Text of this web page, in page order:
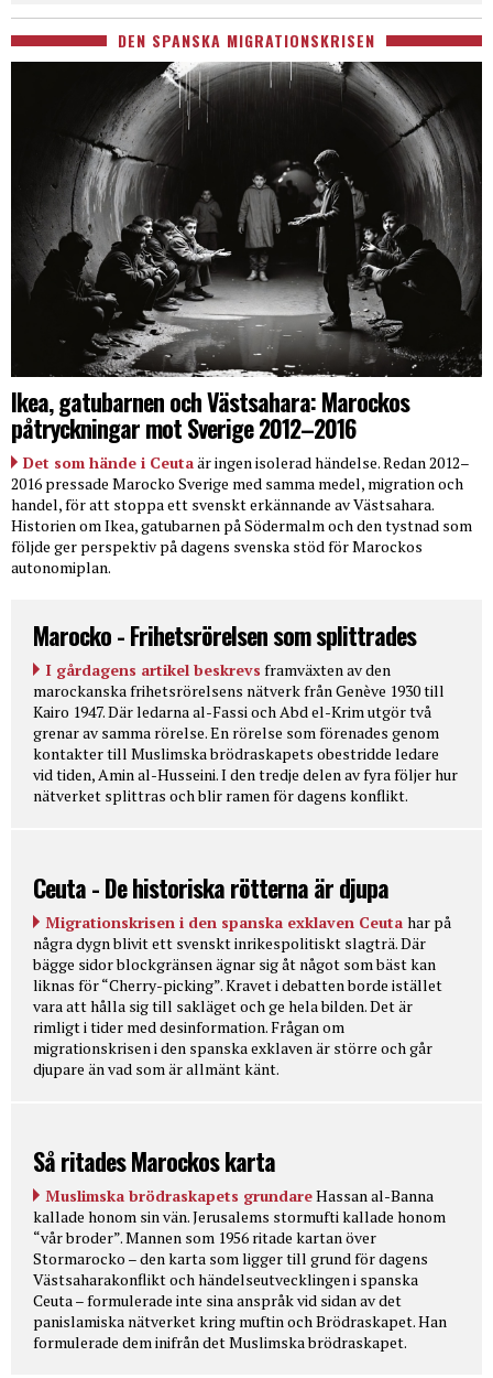
DEN SPANSKA MIGRATIONSKRISEN
Ikea, gatubarnen och Västsahara: Marockos
påtryckningar mot Sverige 2012–2016
Det som hände i Ceutaär ingen isolerad händelse. Redan 2012–
2016 pressade Marocko Sverige med samma medel, migration och
handel, för att stoppa ett svenskt erkännande av Västsahara.
Historien om Ikea, gatubarnen på Södermalm och den tystnad som
följde ger perspektiv på dagens svenska stöd för Marockos
autonomiplan.
Marocko - Frihetsrörelsen som splittrades
I gårdagens artikel beskrevs framväxten av den
marockanska frihetsrörelsens nätverk från Genève 1930 till
Kairo 1947. Där ledarna al-Fassi och Abd el-Krim utgör två
grenar av samma rörelse. En rörelse som förenades genom
kontakter till Muslimska brödraskapets obestridde ledare
vid tiden, Amin al-Husseini. I den tredje delen av fyra följer hur
nätverket splittras och blir ramen för dagens konflikt.
Ceuta - De historiska rötterna är djupa
Migrationskrisen i den spanska exklaven Ceuta har på
några dygn blivit ett svenskt inrikespolitiskt slagträ. Där
bägge sidor blockgränsen ägnar sig åt något som bäst kan
liknas för “Cherry-picking”. Kravet i debatten borde istället
vara att hålla sig till sakläget och ge hela bilden. Det är
rimligt i tider med desinformation. Frågan om
migrationskrisen i den spanska exklaven är större och går
djupare än vad som är allmänt känt.
Så ritades Marockos karta
Muslimska brödraskapets grundareHassan al-Banna
kallade honom sin vän. Jerusalems stormufti kallade honom
“vår broder”. Mannen som 1956 ritade kartan över
Stormarocko – den karta som ligger till grund för dagens
Västsaharakonflikt och händelseutvecklingen i spanska
Ceuta – formulerade inte sina anspråk vid sidan av det
panislamiska nätverket kring muftin och Brödraskapet. Han
formulerade dem inifrån det Muslimska brödraskapet.